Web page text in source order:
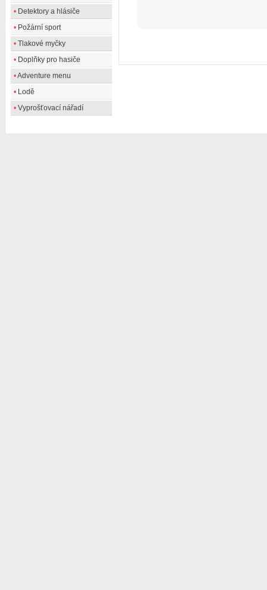
• Detektory a hlásiče
• Požární sport
• Tlakové myčky
• Doplňky pro hasiče
•Adventure menu
• Lodě
• Vyprošťovací nářadí